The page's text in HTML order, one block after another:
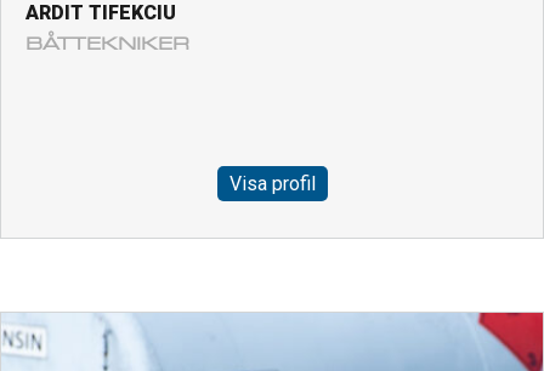
ARDIT TIFEKCIU
BÅTTEKNIKER
Visa profil